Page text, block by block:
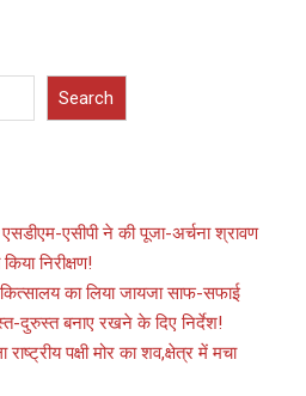
Search
एसीपी ने की पूजा-अर्चना श्रावण
निरीक्षण!
का लिया जायजा साफ-सफाई
दुरुस्त बनाए रखने के दिए निर्देश!
पक्षी मोर का शव,क्षेत्र में मचा